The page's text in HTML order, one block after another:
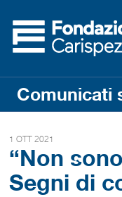
Comunicati
1 OTT 2021
“Non
Segni di